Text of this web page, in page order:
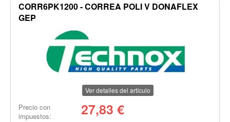
CORR6PK1200 - CORREA POLI V DONAFLEX
GEP
Ver detalles del artículo
Precio con
impuestos:
27,83 €